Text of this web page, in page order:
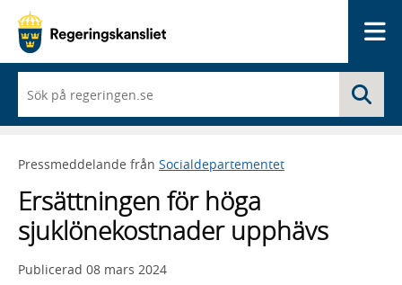
du
börjar
skriva
framträder
lista
med
sökförslag
Pressmeddelande från Socialdepartementet
Ersättningen för höga
sjuklönekostnader upphävs
Publicerad 08 mars 2024